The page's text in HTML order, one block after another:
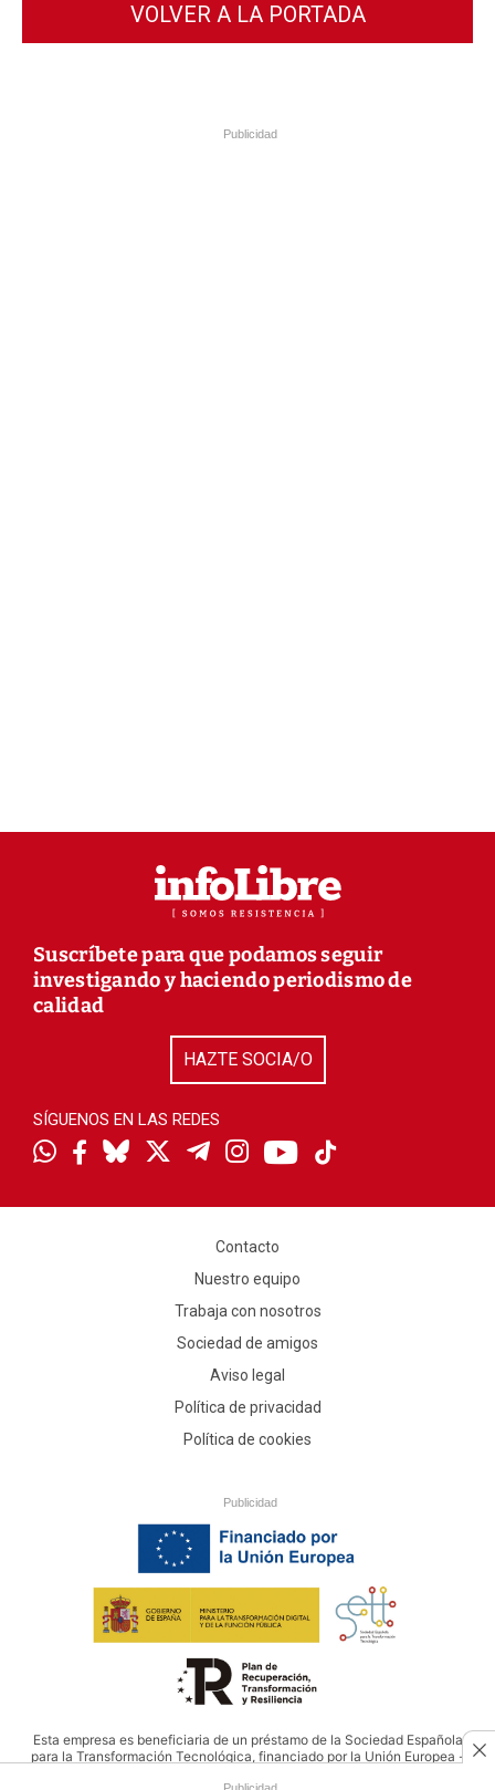
VOLVER A LA PORTADA
Publicidad
Suscríbete para que podamos seguir
investigando y haciendo periodismo de
calidad
HAZTE SOCIA/O
SÍGUENOS EN LAS REDES
Contacto
Nuestro equipo
Trabaja con nosotros
Sociedad de amigos
Aviso legal
Política de privacidad
Política de cookies
Publicidad
Esta empresa es beneficiaria de un préstamo de la Sociedad Española
para la Transformación Tecnológica, financiado por la Unión Europea -